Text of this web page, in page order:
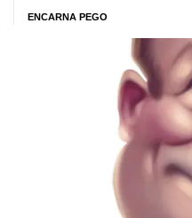
ENCARNA PEGO